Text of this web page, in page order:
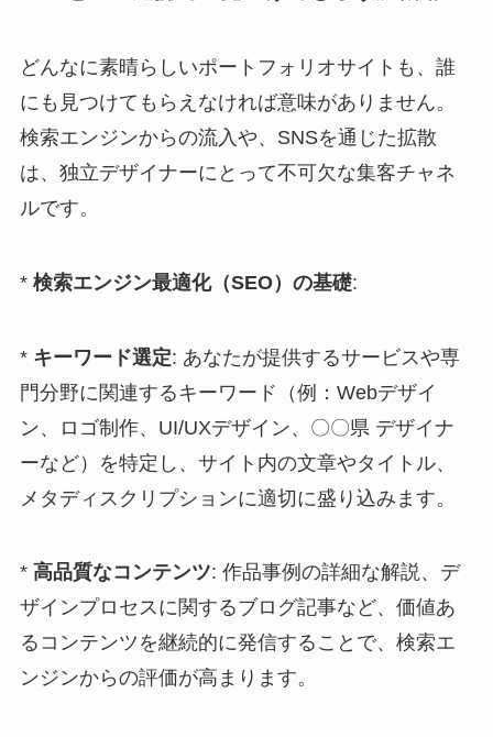
どんなに素晴らしいポートフォリオサイトも、誰
にも見つけてもらえなければ意味がありません。
検索エンジンからの流入や、SNSを通じた拡散
は、独立デザイナーにとって不可欠な集客チャネ
ルです。
* 検索エンジン最適化（SEO）の基礎:
* キーワード選定: あなたが提供するサービスや専
門分野に関連するキーワード（例：Webデザイ
ン、ロゴ制作、UI/UXデザイン、〇〇県 デザイナ
ーなど）を特定し、サイト内の文章やタイトル、
メタディスクリプションに適切に盛り込みます。
* 高品質なコンテンツ: 作品事例の詳細な解説、デ
ザインプロセスに関するブログ記事など、価値あ
るコンテンツを継続的に発信することで、検索エ
ンジンからの評価が高まります。